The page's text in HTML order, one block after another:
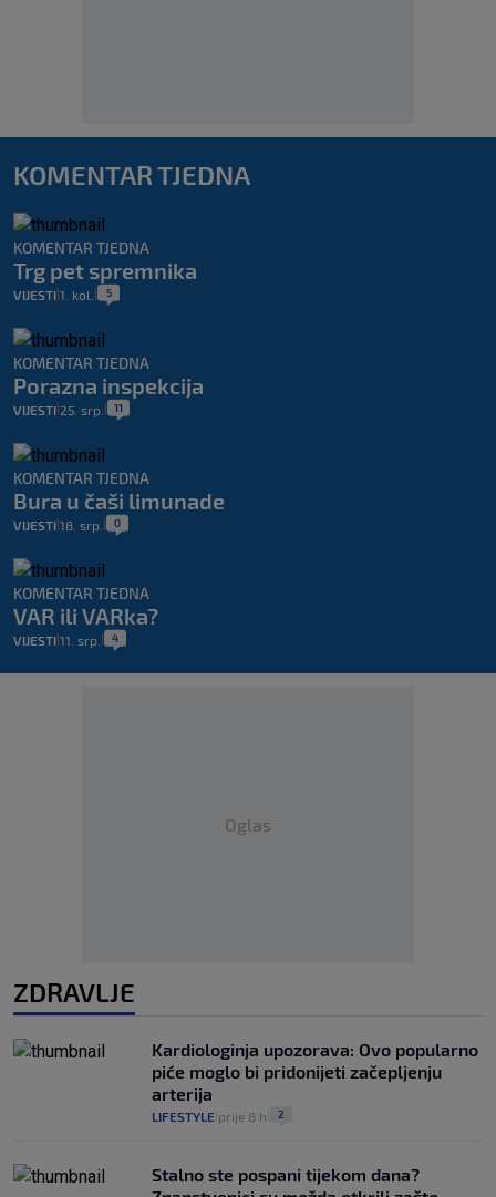
KOMENTAR TJEDNA
KOMENTAR TJEDNA
Trg pet spremnika
VIJESTI 1. kol. 5
KOMENTAR TJEDNA
Porazna inspekcija
VIJESTI 25. srp. 11
KOMENTAR TJEDNA
Bura u čaši limunade
VIJESTI 18. srp. 0
KOMENTAR TJEDNA
VAR ili VARka?
VIJESTI 11. srp. 4
Oglas
ZDRAVLJE
Kardiologinja upozorava: Ovo popularno
piće moglo bi pridonijeti začepljenju
arterija
LIFESTYLE prije 8 h 2
Stalno ste pospani tijekom dana?